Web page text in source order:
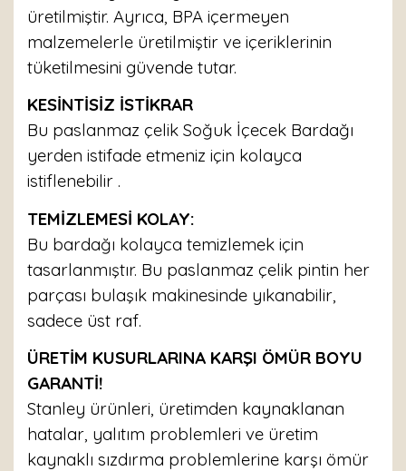
üretilmiştir. Ayrıca, BPA içermeyen
malzemelerle üretilmiştir ve içeriklerinin
tüketilmesini güvende tutar.
KESİNTİSİZ İSTİKRAR
Bu paslanmaz çelik Soğuk İçecek Bardağı
yerden istifade etmeniz için kolayca
istiflenebilir .
TEMİZLEMESİ KOLAY:
Bu bardağı kolayca temizlemek için
tasarlanmıştır. Bu paslanmaz çelik pintin her
parçası bulaşık makinesinde yıkanabilir,
sadece üst raf.
ÜRETİM KUSURLARINA KARŞI ÖMÜR BOYU
GARANTİ!
Stanley ürünleri, üretimden kaynaklanan
hatalar, yalıtım problemleri ve üretim
kaynaklı sızdırma problemlerine karşı ömür